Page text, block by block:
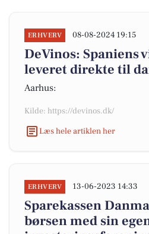
ERHVERV 08-08-2024 19:15
DeVinos: Spaniens
leveret direkte til
Aarhus:
Kilde: https://devinos.dk/
Læs hele artiklen her
ERHVERV 13-06-2023 14:33
Sparekassen
børsen med sin